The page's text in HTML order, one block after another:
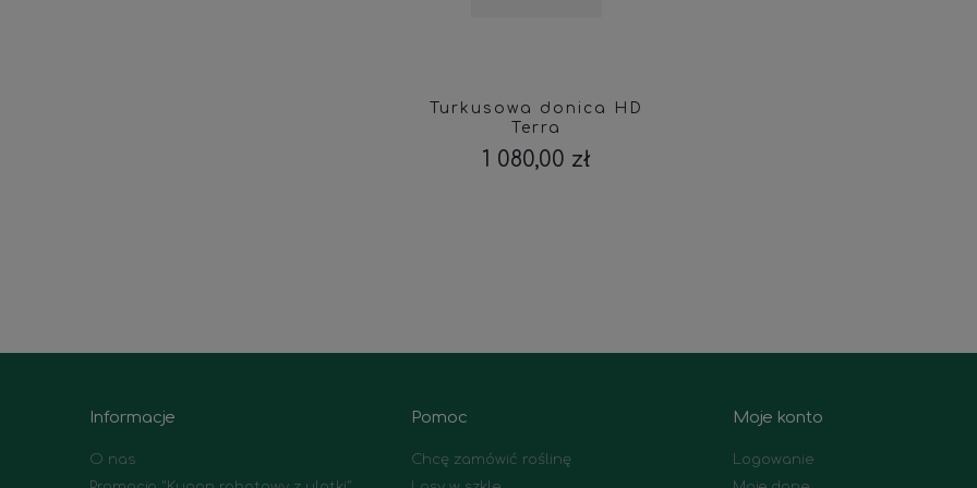
Turkusowa donica HD
Terra
1 080,00 zł
Informacje
O nas
Pomoc
Chcę zamówić roślinę
Moje konto
Logowanie